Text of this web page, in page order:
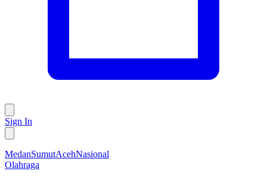
Sign In
MedanSumutAcehNasional
Olahraga